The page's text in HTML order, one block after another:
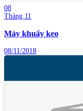
08
Tháng 11
Máy khuấy keo
08/11/2018